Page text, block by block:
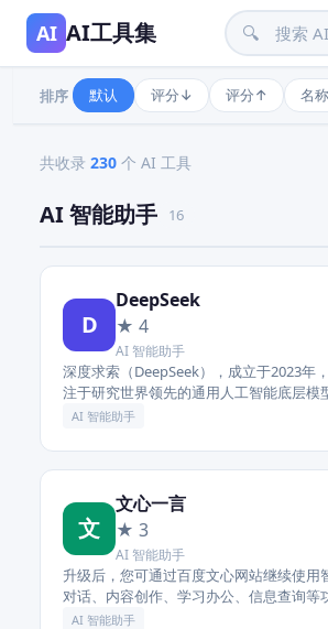
AI AI工具集 🔍
排序 默认 评分↓ 评分↑ 名称
AI 应用全景导航
共收录 230 个 AI 工具
AI 智能助手 16
D
DeepSeek
★ 4
AI 智能助手
深度求索（DeepSeek），成立于2023年
注于研究世界领先的通用人工智能底层模
技术，挑战人工智能前沿性难题。基于自
AI 智能助手
文
文心一言
★ 3
AI 智能助手
升级后，您可通过百度文心网站继续使用
对话、内容创作、学习办公、信息查询等
能，并体验最新的文心大模型能力。 本次
AI 智能助手